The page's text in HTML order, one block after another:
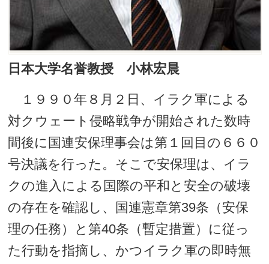
日本大学名誉教授 小林宏晨
１９９０年８月２日、イラク軍による
対クウェート侵略戦争が開始された数時
間後に国連安保理事会は第１回目の６６０
号決議を行った。そこで安保理は、イラ
クの進入による国際の平和と安全の破壊
の存在を確認し、国連憲章第39条（安保
理の任務）と第40条（暫定措置）に従っ
た行動を指摘し、かつイラク軍の即時無